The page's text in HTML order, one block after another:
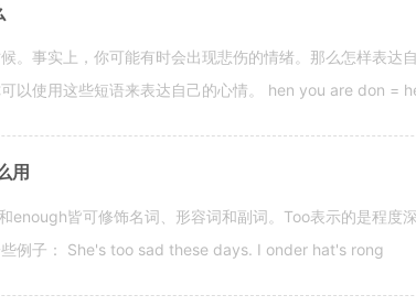
。事实上，你可能有时会出现悲伤的情绪。那么怎样表达
以使用这些短语来表达自己的心情。 hen you are don =
用
enough皆可修饰名词、形容词和副词。Too表示的是程度
例子： She's too sad these days. I onder hat's rong